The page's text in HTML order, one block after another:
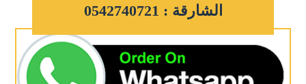
الشارقة : 0542740721